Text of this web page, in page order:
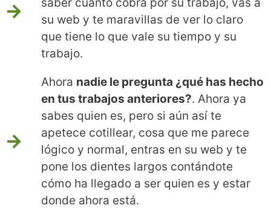
su web y te maravillas de ver lo claro
que tiene lo que vale su tiempo y su
trabajo.
Ahora nadie le pregunta ¿qué has hecho
en tus trabajos anteriores?. Ahora ya
sabes quien es, pero si aún así te
apetece cotillear, cosa que me parece
lógico y normal, entras en su web y te
pone los dientes largos contándote
cómo ha llegado a ser quien es y estar
donde ahora está.